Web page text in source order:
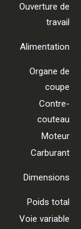
Ouverture de
travail
Alimentation
Organe de
coupe
Contre-
couteau
Moteur
Carburant
Dimensions
Poids total
Voie variable